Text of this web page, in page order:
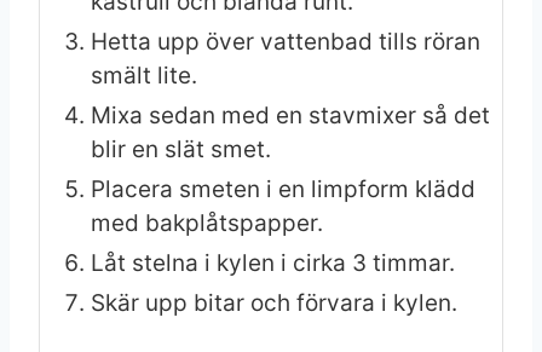
Hetta upp över vattenbad tills röran
smält lite.
Mixa sedan med en stavmixer så det
blir en slät smet.
Placera smeten i en limpform klädd
med bakplåtspapper.
Låt stelna i kylen i cirka 3 timmar.
Skär upp bitar och förvara i kylen.